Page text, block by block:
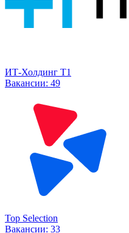
ИТ-Холдинг Т1
Вакансии: 49
Top Selection
Вакансии: 33